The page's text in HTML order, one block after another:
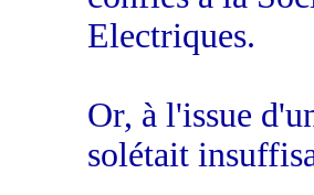
Electriques.
Or, à l'issue
solétait